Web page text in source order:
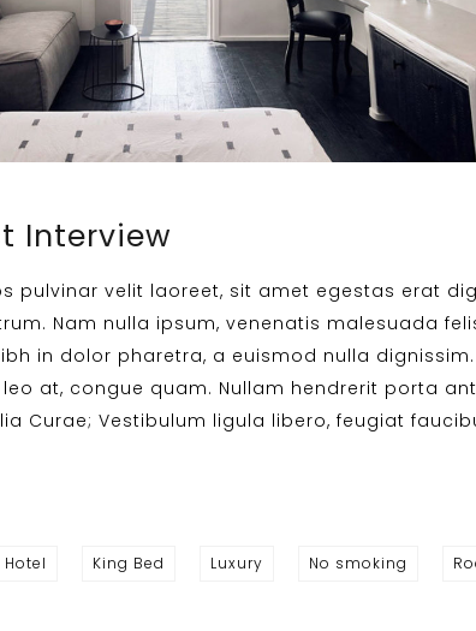
Interview
pulvinar velit laoreet, sit amet egestas erat
Nam nulla ipsum, venenatis malesuada
in dolor pharetra, a euismod nulla
at, congue quam. Nullam hendrerit porta
Curae; Vestibulum ligula libero, feugiat
Hotel King Bed Luxury No smoking